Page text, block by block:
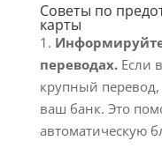
Советы по
карты
1.
переводах.Если
крупный перевод,
ваш банк. Это
автоматическую